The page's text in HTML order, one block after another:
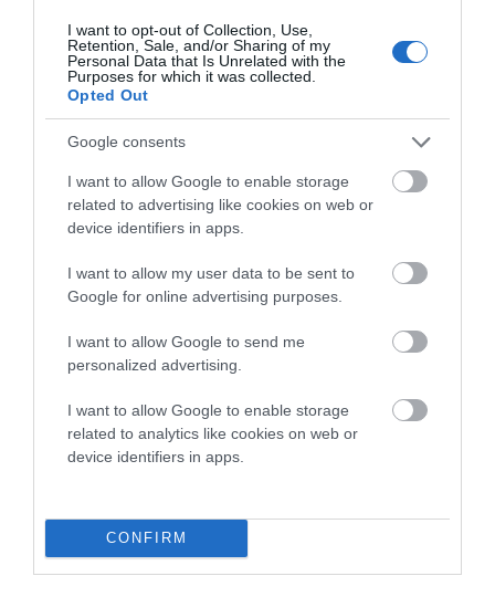
I want to opt-out of Collection, Use,
Retention, Sale, and/or Sharing of my
Personal Data that Is Unrelated with the
Purposes for which it was collected.
Opted Out
Google consents
I want to allow Google to enable storage
related to advertising like cookies on web or
device identifiers in apps.
I want to allow my user data to be sent to
Google for online advertising purposes.
I want to allow Google to send me
personalized advertising.
I want to allow Google to enable storage
related to analytics like cookies on web or
device identifiers in apps.
CONFIRM
εκατ. χρέη; Προφανώς κυρία μου τότε εσείς
δεν είχατε σχέση με τα δημοτικά για να ξέρετε
πως όλα ήταν νόμιμα. Έγιναν έλεγχοι από
λάσπη – λάσπη. Γιατί; Γιατί ο Θωμάς βγήκε
πρώτος σύμβουλος με 906 ψήφους το 2010;
Γιατί ο Θωμάς βγήκε δεύτερο με 620 το 2014;
Πως εξηγείτε πως ο Θωμάς είχε 50% απήχηση
στην Άνδρο στη δημοσκόπηση του 2016; Πως
εξηγείτε πως ο Θωμάς πέρα από τα λάθη του
βγήκε από την πολιτική φτωχότερος κατά πολύ
έμμισθη θέση όταν διαφώνησε με τον
Σουσούδη αν και ήταν λάθος του που δεν
μίλησε τότε. Αφήστε τα σάπια. Ο Κυριάκος
και παραμένει ένα στέλεχος με
προσωπικότητα, γνώση και έργο. Το ότι κάτι